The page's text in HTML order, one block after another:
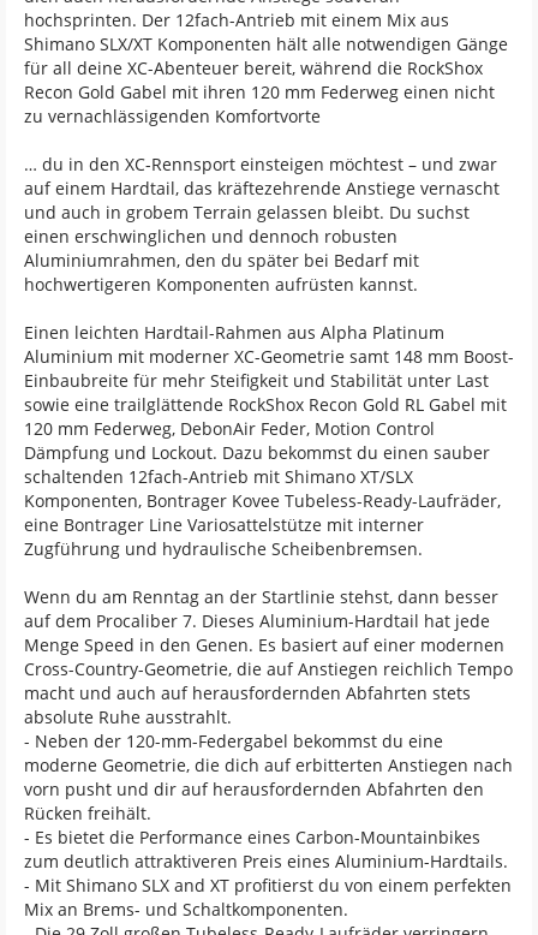
hochsprinten. Der 12fach-Antrieb mit einem Mix aus
Shimano SLX/XT Komponenten hält alle notwendigen Gänge
für all deine XC-Abenteuer bereit, während die RockShox
Recon Gold Gabel mit ihren 120 mm Federweg einen nicht
zu vernachlässigenden Komfortvorte
… du in den XC-Rennsport einsteigen möchtest – und zwar
auf einem Hardtail, das kräftezehrende Anstiege vernascht
und auch in grobem Terrain gelassen bleibt. Du suchst
einen erschwinglichen und dennoch robusten
Aluminiumrahmen, den du später bei Bedarf mit
hochwertigeren Komponenten aufrüsten kannst.
Einen leichten Hardtail-Rahmen aus Alpha Platinum
Aluminium mit moderner XC-Geometrie samt 148 mm Boost-
Einbaubreite für mehr Steifigkeit und Stabilität unter Last
sowie eine trailglättende RockShox Recon Gold RL Gabel mit
120 mm Federweg, DebonAir Feder, Motion Control
Dämpfung und Lockout. Dazu bekommst du einen sauber
schaltenden 12fach-Antrieb mit Shimano XT/SLX
Komponenten, Bontrager Kovee Tubeless-Ready-Laufräder,
eine Bontrager Line Variosattelstütze mit interner
Zugführung und hydraulische Scheibenbremsen.
Wenn du am Renntag an der Startlinie stehst, dann besser
auf dem Procaliber 7. Dieses Aluminium-Hardtail hat jede
Menge Speed in den Genen. Es basiert auf einer modernen
Cross-Country-Geometrie, die auf Anstiegen reichlich Tempo
macht und auch auf herausfordernden Abfahrten stets
absolute Ruhe ausstrahlt.
- Neben der 120-mm-Federgabel bekommst du eine
moderne Geometrie, die dich auf erbitterten Anstiegen nach
vorn pusht und dir auf herausfordernden Abfahrten den
Rücken freihält.
- Es bietet die Performance eines Carbon-Mountainbikes
zum deutlich attraktiveren Preis eines Aluminium-Hardtails.
- Mit Shimano SLX and XT profitierst du von einem perfekten
Mix an Brems- und Schaltkomponenten.